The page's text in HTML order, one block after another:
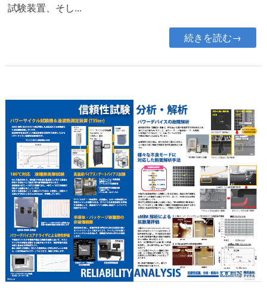
試験装置、そし...
続きを読む→